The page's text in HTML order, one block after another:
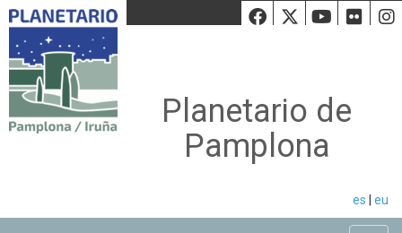
Facebook
Twiiter
Planetario de
Pamplona
es eu